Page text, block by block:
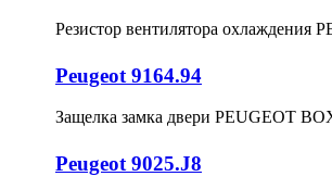
Резистор вентилятора охлаждения
Peugeot 9164.94
Защелка замка двери PEUGEOT
Peugeot 9025.J8